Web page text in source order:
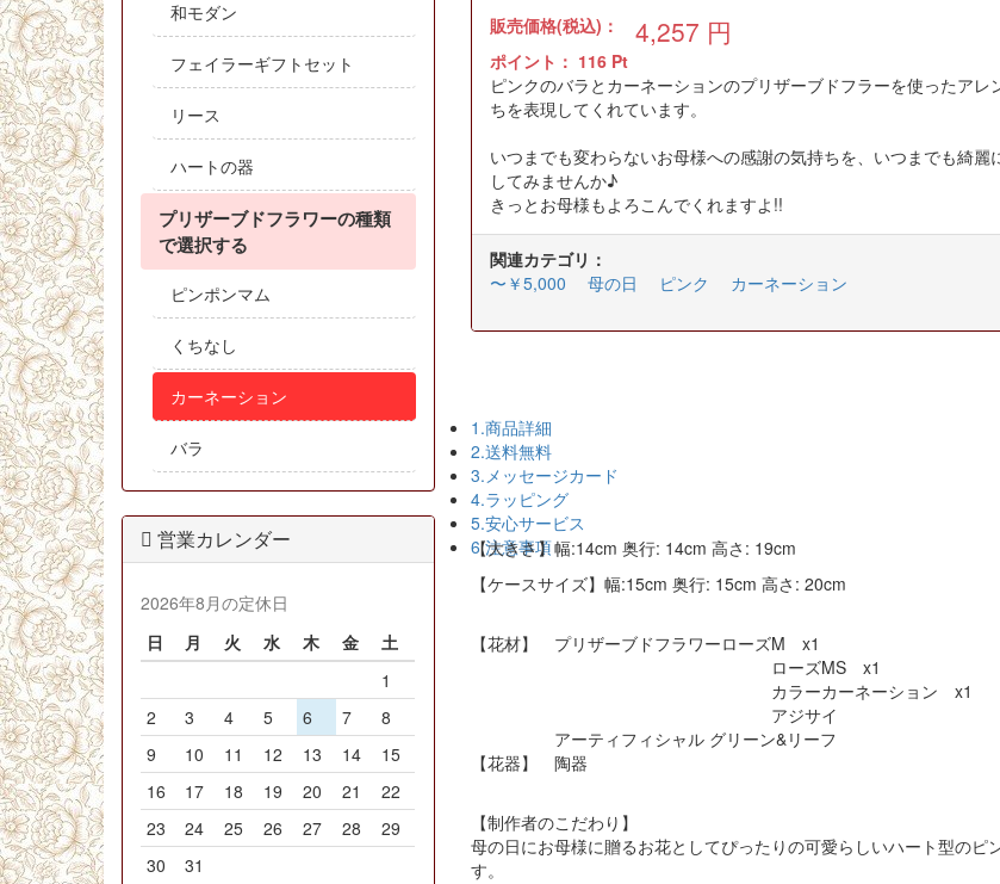
販売価格(税込)： 4,257 円
ポイント： 116Pt
ピンクのバラとカーネーションのプリザーブドフラーを使ったア
ちを表現してくれています。
いつまでも変わらないお母様への感謝の気持ちを、いつまでも綺
してみませんか♪
きっとお母様もよろこんでくれますよ!!
関連カテゴリ：
〜￥5,000
母の日 ピンク カーネーション
1.商品詳細
2.送料無料
3.メッセージカード
4.ラッピング
5.安心サービス
6.注意事項
【大きさ】幅:14cm 奥行: 14cm 高さ: 19cm
【ケースサイズ】幅:15cm 奥行: 15cm 高さ: 20cm
【花材】 プリザーブドフラワーローズM x1
ローズMS x1
カラーカーネーション x1
アジサイ
アーティフィシャル グリーン&リーフ
【花器】 陶器
【制作者のこだわり】
母の日にお母様に贈るお花としてぴったりの可愛らしいハート型の
す。
和モダン
フェイラーギフトセット
リース
ハートの器
プリザーブドフラワーの種類
で選択する
ピンポンマム
くちなし
カーネーション
バラ
営業カレンダー
2026年8月の定休日
日
月 火 水 木 金
土
1
2
3 4 5 6 7
8
9
10 11 12 13 14
15
16
17 18 19 20 21
22
23
24 25 26 27 28
29
30
31